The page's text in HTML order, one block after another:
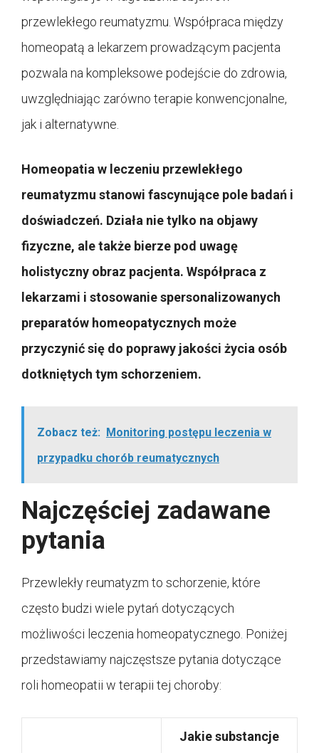
przewlekłego reumatyzmu. Współpraca między
homeopatą a lekarzem prowadzącym pacjenta
pozwala na kompleksowe podejście do zdrowia,
uwzględniając zarówno terapie konwencjonalne,
jak i alternatywne.
Homeopatia w leczeniu przewlekłego
reumatyzmu stanowi fascynujące pole badań i
doświadczeń. Działa nie tylko na objawy
fizyczne, ale także bierze pod uwagę
holistyczny obraz pacjenta. Współpraca z
lekarzami i stosowanie spersonalizowanych
preparatów homeopatycznych może
przyczynić się do poprawy jakości życia osób
dotkniętych tym schorzeniem.
Zobacz też: Monitoring postępu leczenia w
przypadku chorób reumatycznych
Najczęściej zadawane
pytania
Przewlekły reumatyzm to schorzenie, które
często budzi wiele pytań dotyczących
możliwości leczenia homeopatycznego. Poniżej
przedstawiamy najczęstsze pytania dotyczące
roli homeopatii w terapii tej choroby:
Jakie substancje